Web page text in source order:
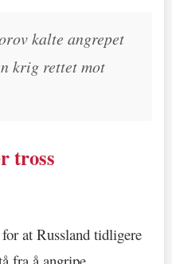
kalte angrepet
krig rettet mot
tross
at Russland tidligere